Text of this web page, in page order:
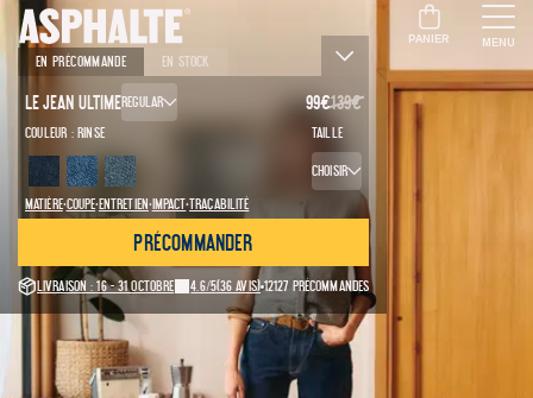
PANIER MENU
En précommande En stock
Le Jean UltimeRegular 99€139€
Couleur :Rinse Taille
Choisir
Matière·Coupe·Entretien·Impact·Traçabilité
Précommander
Livraison : 16 - 31 octobre 4.6/5(36 avis) 12127 précommandes